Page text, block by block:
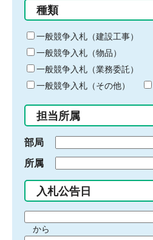
る
キ
ー
ワ
ー
ド
入
力
種類
一般競争入札（建設工事）
一般競争入札（物品）
一般競争入札（業務委託）
一般競争入札（その他）
担当所属
部局
所属
入札公告日
間から